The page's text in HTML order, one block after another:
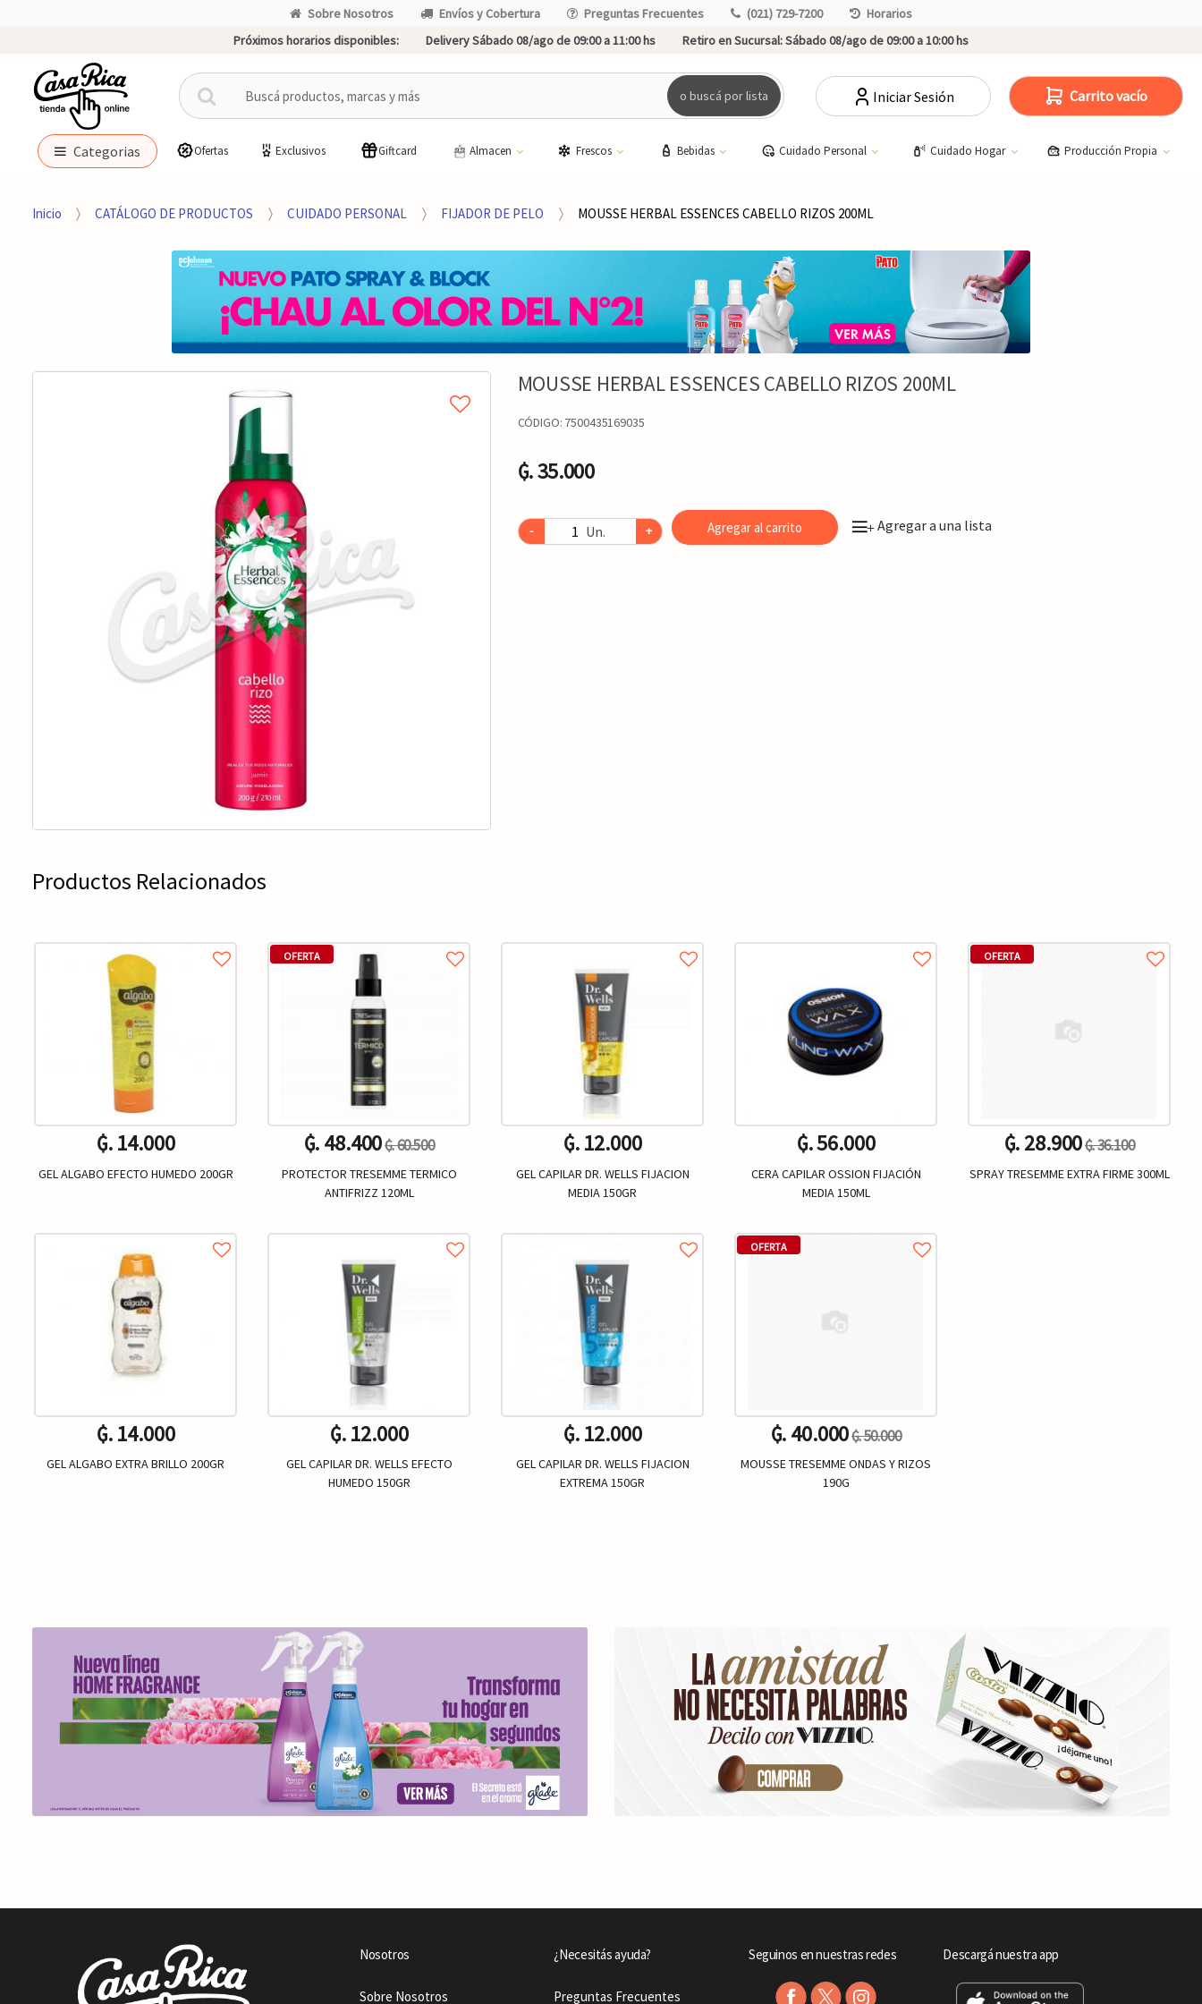
Sobre Nosotros Envíos y Cobertura Preguntas Frecuentes (021) 729-7200
Horarios
Próximos horarios disponibles:
Delivery Sábado 08/ago de 09:00 a 11:00 hs Retiro en Sucursal:Sábado 08/ago de 09:00 a 10:00 hs
B
u
c
p
r
o buscá por lista Iniciar Sesión Carrito vacío
Categorias Ofertas Exclusivos Giftcard Almacen Frescos Bebidas Cuidado Personal Cuidado Hogar Producción Propia
Inicio CATÁLOGO DE PRODUCTOS CUIDADO PERSONAL FIJADOR DE PELO MOUSSE HERBAL ESSENCES CABELLO RIZOS 200ML
MOUSSE HERBAL ESSENCES CABELLO RIZOS 200ML
CÓDIGO: 7500435169035
₲. 35.000
- Un. + Agregar al carrito +Agregar a una lista
Productos Relacionados
₲. 14.000
GEL ALGABO EFECTO HUMEDO 200GR
₲. 14.000
GEL ALGABO EXTRA BRILLO 200GR
OFERTA
₲. 48.400₲. 60.500
PROTECTOR TRESEMME TERMICO
ANTIFRIZZ 120ML
₲. 12.000
GEL CAPILAR DR. WELLS EFECTO
HUMEDO 150GR
₲. 12.000
GEL CAPILAR DR. WELLS FIJACION
MEDIA 150GR
₲. 12.000
GEL CAPILAR DR. WELLS FIJACION
EXTREMA 150GR
₲. 56.000
CERA CAPILAR OSSION FIJACIÓN
MEDIA 150ML
OFERTA
₲. 40.000₲. 50.000
MOUSSE TRESEMME ONDAS Y RIZOS
190G
OFERTA
₲. 28.900₲. 36.100
SPRAY TRESEMME EXTRA FIRME 300ML
Nosotros
Sobre Nosotros
¿Necesitás ayuda?
Preguntas Frecuentes
Seguinos en nuestras redes Descargá nuestra app